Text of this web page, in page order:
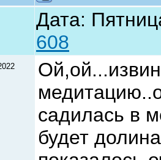
Дата:
608
садилась в
будет